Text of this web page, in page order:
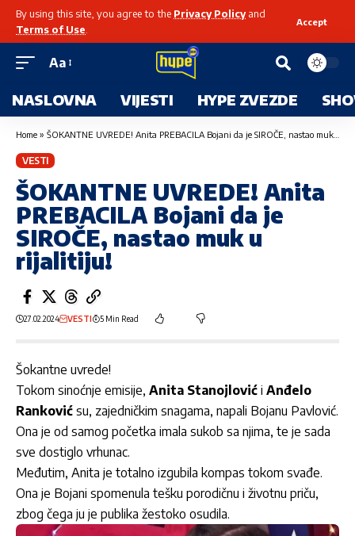
By using this site, you agree to the Privacy Policyand
Terms of Use
Accept
Aa
NASLOVNA VIJESTI HYPE ZVEZDE
Home » ŠOKANTNE UVREDE! Anita PREBACILA Bojani da je SIROČE, nastao muk u rijalitiju!
VESTI
ŠOKANTNE UVREDE! Anita
PREBACILA Bojani da je
SIROČE, nastao muk u
rijalitiju!
27.02.2024 VESTI 5 Min Read
Šokantne uvrede!
Tokom sinoćnje emisije, Anita Stanojlović i Anđelo
Ranković su, zajedničkim snagama, napali Bojanu Pavlović.
Ona je od samog početka imala sukob sa njima, te je sada
sve dostiglo vrhunac.
Međutim, Anita je totalno izgubila kompas tokom svađe.
Ona je Bojani spomenula tešku porodičnu i životnu priču,
zbog čega ju je publika žestoko osudila.